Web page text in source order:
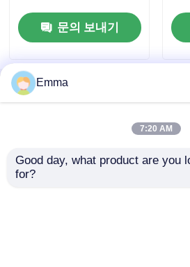
진공 차단기
SF6 회로 차단기
PT 계기용 변압기
문의 보내기
사이트맵
Privacy
품질공기 짐 틈 스위치중국 공
Emma
7:20 AM
Good day, what product are you
for?